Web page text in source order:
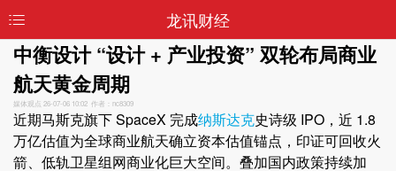
龙讯财经
中衡设计 “设计 + 产业投资” 双轮布局商业
航天黄金周期
媒体观点 26-07-06 10:02 作者：nc8309
近期马斯克旗下 SpaceX 完成纳斯达克史诗级 IPO，近 1.8
万亿估值为全球商业航天确立资本估值锚点，印证可回收火
箭、低轨卫星组网商业化巨大空间。叠加国内政策持续加